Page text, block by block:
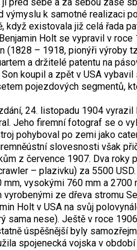
výmyslu k samotné realizaci
když existovala již celá řada
Holt se vypravil v
(1828 – 1918, pionýři výroby
a držitelé patentu na
koupil a zpět v USA
pojezdových segmentů,
24. listopadu 1904
Jeho firemní fotograf se o
pohyboval po zemi jako
slovesnosti však
z července 1907. Dva
– plazivku) za 5500
mm, vysokými 760 mm a
vyrobenými ze dřeva stromu
Holt v USA na svůj
sama nese). Ještě v roce
úspěšnější byly
spojenecká vojska v